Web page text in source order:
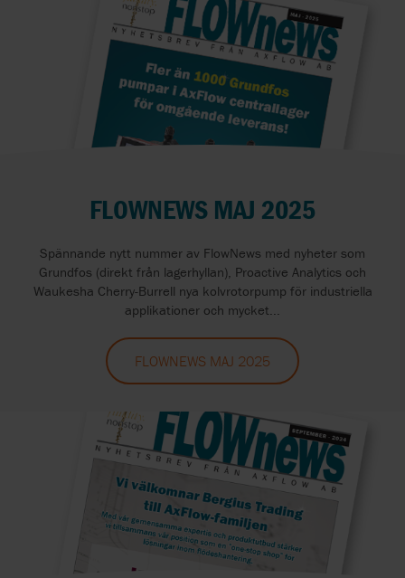
FLOWNEWS MAJ 2025
Spännande nytt nummer av FlowNews med nyheter som
Grundfos (direkt från lagerhyllan), Proactive Analytics och
Waukesha Cherry-Burrell nya kolvrotorpump för industriella
applikationer och mycket...
FLOWNEWS MAJ 2025